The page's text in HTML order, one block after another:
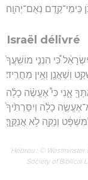
כִּֽימֵי־קֶ֖דֶם נְאֻם־יְהוָֽה׃
Israël délivré
כִּ֠י הִנְנִ֤י מוֹשִֽׁעֲךָ֙
וְשַׁאֲנַ֖ן וְאֵ֥ין מַחֲרִֽיד׃
אָ֑נִי כִּי֩ אֶעֱשֶׂ֨ה כָלָ֜ה
כָלָ֔ה וְיִסַּרְתִּ֙יךָ֙
וְנַקֵּ֖ה לֹ֥א אֲנַקֶּֽךָּ׃
Hébreu : © Westminster
Society of Biblical